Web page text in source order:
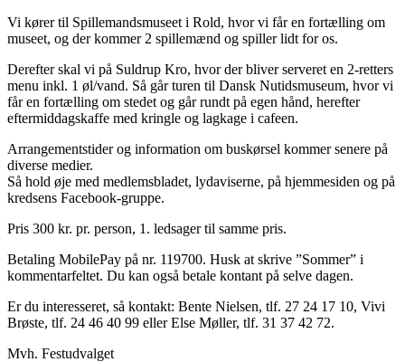
Vi kører til Spillemandsmuseet i Rold, hvor vi får en fortælling om
museet, og der kommer 2 spillemænd og spiller lidt for os.
Derefter skal vi på Suldrup Kro, hvor der bliver serveret en 2-retters
menu inkl. 1 øl/vand. Så går turen til Dansk Nutidsmuseum, hvor vi
får en fortælling om stedet og går rundt på egen hånd, herefter
eftermiddagskaffe med kringle og lagkage i cafeen.
Arrangementstider og information om buskørsel kommer senere på
diverse medier.
Så hold øje med medlemsbladet, lydaviserne, på hjemmesiden og på
kredsens Facebook-gruppe.
Pris 300 kr. pr. person, 1. ledsager til samme pris.
Betaling MobilePay på nr. 119700. Husk at skrive ”Sommer” i
kommentarfeltet. Du kan også betale kontant på selve dagen.
Er du interesseret, så kontakt: Bente Nielsen, tlf. 27 24 17 10, Vivi
Brøste, tlf. 24 46 40 99 eller Else Møller, tlf. 31 37 42 72.
Mvh. Festudvalget